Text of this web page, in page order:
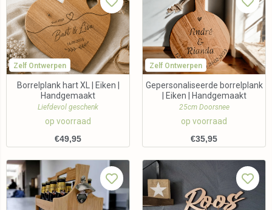
Zelf Ontwerpen
Borrelplank hart XL | Eiken |
Handgemaakt
Liefdevol geschenk
op voorraad
€49,95
Zelf Ontwerpen
Gepersonaliseerde borrelplank
| Eiken | Handgemaakt
25cm Doorsnee
op voorraad
€35,95